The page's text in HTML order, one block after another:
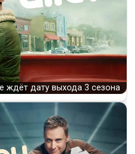
ждёт дату выхода 3 сезона